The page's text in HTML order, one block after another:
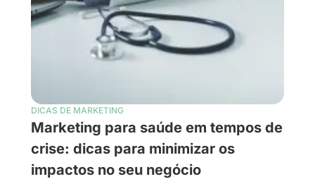
DICAS DE MARKETING
Marketing para saúde em tempos de
crise: dicas para minimizar os
impactos no seu negócio